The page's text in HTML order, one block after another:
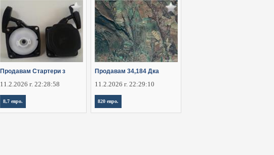
Продавам Стартери з
11.2.2026 г. 22:28:58
8,7 евро.
Продавам 34,184 Дка
11.2.2026 г. 22:29:10
820 евро.